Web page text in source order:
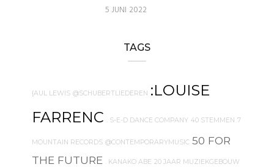
5 JUNI 2022
TAGS
{AUL LEWIS @SCHUBERTLIEDEREN :LOUISE
FARRENC
. S-E-D DANCE COMPANY 40 STEMMEN 7
MOUNTAIN RECORDS @CONTEMPORARYMUSIC 50 FOR
THE FUTURE
. KANAKO ABE 20 JAAR MUZIEKGEBOUW